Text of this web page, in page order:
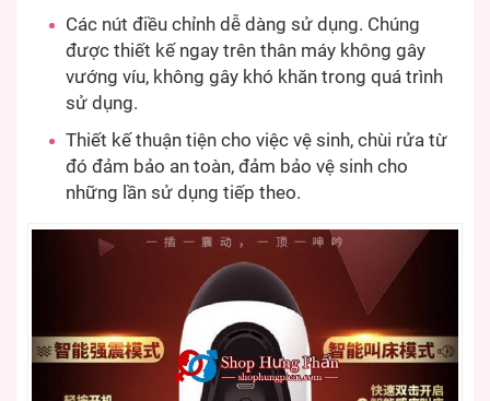
Các nút điều chỉnh dễ dàng sử dụng. Chúng
được thiết kế ngay trên thân máy không gây
vướng víu, không gây khó khăn trong quá trình
sử dụng.
Thiết kế thuận tiện cho việc vệ sinh, chùi rửa từ
đó đảm bảo an toàn, đảm bảo vệ sinh cho
những lần sử dụng tiếp theo.